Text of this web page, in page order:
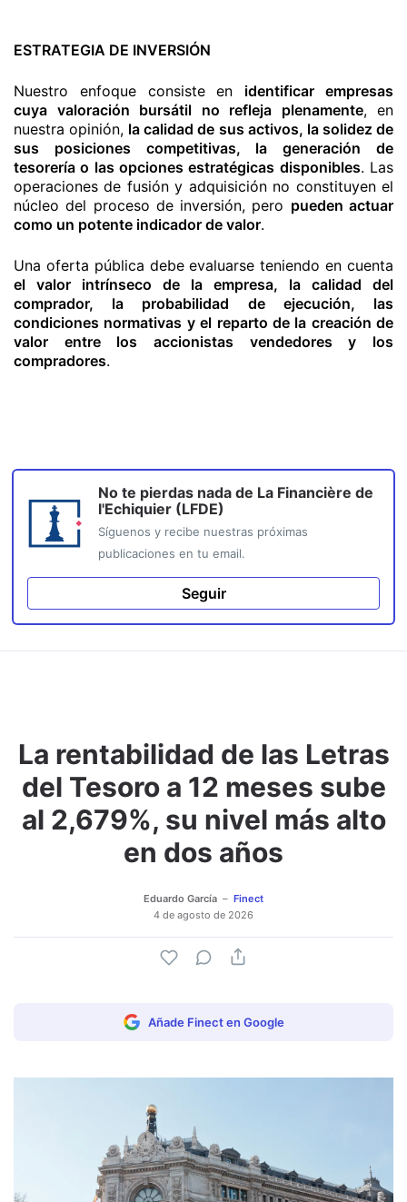
ESTRATEGIA DE INVERSIÓN
Nuestro enfoque consiste en identificar empresas
cuya valoración bursátil no refleja plenamente, en
nuestra opinión, la calidad de sus activos, la solidez de
sus posiciones competitivas, la generación de
tesorería o las opciones estratégicas disponibles. Las
operaciones de fusión y adquisición no constituyen el
núcleo del proceso de inversión, pero pueden actuar
como un potente indicador de valor.
Una oferta pública debe evaluarse teniendo en cuenta
el valor intrínseco de la empresa, la calidad del
comprador, la probabilidad de ejecución, las
condiciones normativas y el reparto de la creación de
valor entre los accionistas vendedores y los
compradores.
No te pierdas nada de La Financière de
l'Echiquier (LFDE)
Síguenos y recibe nuestras próximas
publicaciones en tu email.
Seguir
La rentabilidad de las Letras
del Tesoro a 12 meses sube
al 2,679%, su nivel más alto
en dos años
Eduardo García
Finect
4 de agosto de 2026
Añade Finect en Google